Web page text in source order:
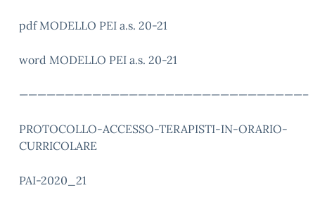
pdf MODELLO PEI a.s. 20-21
word MODELLO PEI a.s. 20-21
———————————————————————————————–
PROTOCOLLO-ACCESSO-TERAPISTI-IN-ORARIO-
CURRICOLARE
PAI-2020_21